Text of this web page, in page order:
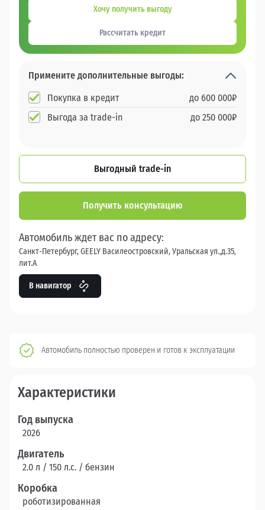
Хочу получить выгоду
Рассчитать кредит
Примените дополнительные выгоды:
Покупка в кредит
до 600 000₽
Выгода за trade-in
до 250 000₽
Выгодный trade-in
Получить консультацию
Автомобиль ждет вас по адресу:
Санкт-Петербург, GEELY Василеостровский, Уральская ул.,д.35,
лит.А
В навигатор
Автомобиль полностью проверен и готов к эксплуатации
Характеристики
Год выпуска
2026
Двигатель
2.0 л / 150 л.c. / бензин
Коробка
роботизированная